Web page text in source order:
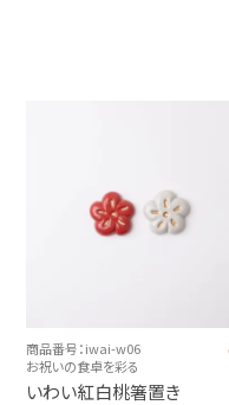
商品番号：iwai-w06
お祝いの食卓を彩る
いわい紅白桃箸置き